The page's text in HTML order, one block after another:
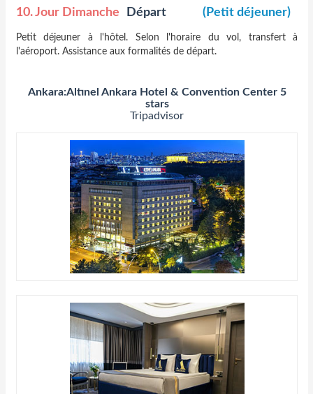
10. Jour Dimanche Départ (Petit déjeuner)
Petit déjeuner à l'hôtel. Selon l'horaire du vol, transfert à
l'aéroport. Assistance aux formalités de départ.
Ankara:Altınel Ankara Hotel & Convention Center 5
stars
Tripadvisor